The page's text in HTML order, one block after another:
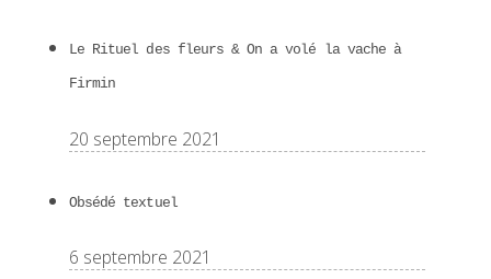
Le Rituel des fleurs & On a volé la vache à
Firmin
20 septembre 2021
Obsédé textuel
6 septembre 2021